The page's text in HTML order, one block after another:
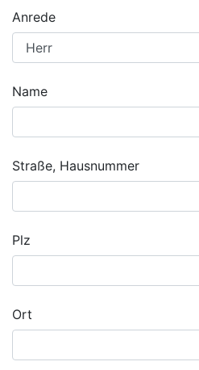
Anrede
Name
Straße, Hausnummer
Plz
Ort